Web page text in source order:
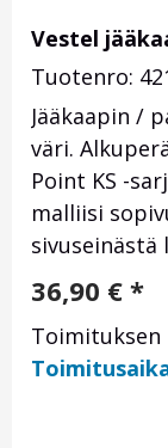
Vestel
Tuotenro:
Jääkaapin /
väri.
Point KS -
malliisi
36,90 € *
Toimituksen